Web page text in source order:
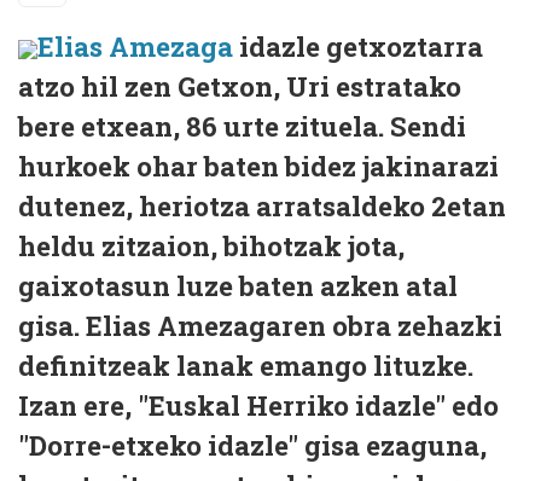
Elias Amezaga idazle getxoztarra
atzo hil zen Getxon, Uri estratako
bere etxean, 86 urte zituela. Sendi
hurkoek ohar baten bidez jakinarazi
dutenez, heriotza arratsaldeko 2etan
heldu zitzaion, bihotzak jota,
gaixotasun luze baten azken atal
gisa. Elias Amezagaren obra zehazki
definitzeak lanak emango lituzke.
Izan ere, "Euskal Herriko idazle" edo
"Dorre-etxeko idazle" gisa ezaguna,